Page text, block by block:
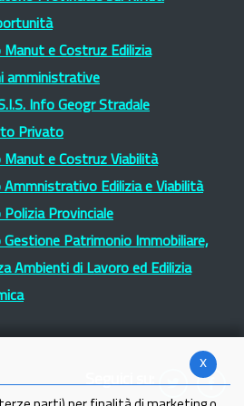
Manut e Costruz Edilizia
amministrative
Info Geogr Stradale
Privato
Manut e Costruz Viabilità
Ammnistrativo Edilizia e Viabilità
Polizia Provinciale
Gestione Patrimonio Immobiliare,
Ambienti di Lavoro ed Edilizia
Seguici su:
x